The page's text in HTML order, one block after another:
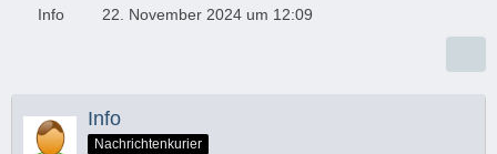
Info 22. November 2024 um 12:09
Info
Nachrichtenkurier